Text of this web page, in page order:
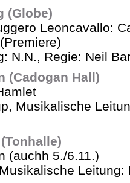
(Globe)
Leoncavallo:
N.N., Regie: Neil
(Cadogan Hall)
Musikalische
(auchh 5./6.11.)
Leitung: